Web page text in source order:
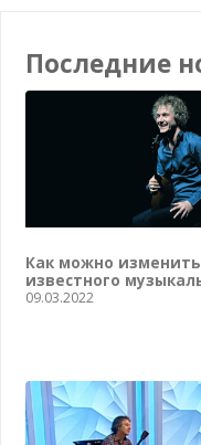
Последние
Как можно
известного
09.03.2022